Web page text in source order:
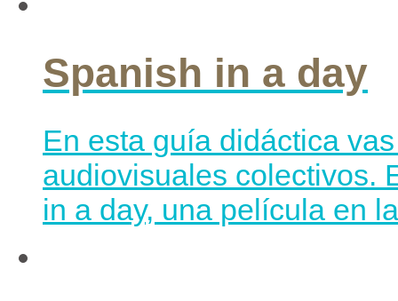
Spanish in a day
En esta guía didáctica
audiovisuales colectivos.
in a day, una película en